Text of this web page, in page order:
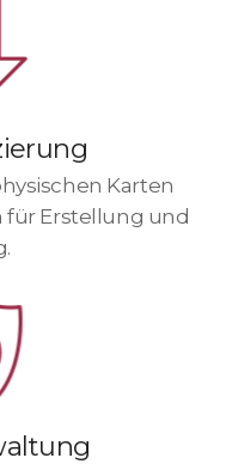
Karten
für Erstellung und